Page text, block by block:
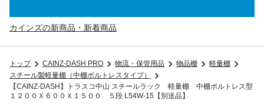
カインズの新商品・新着商品
トップ CAINZ-DASH PRO 物流・保管用品 物品棚
軽量棚
スチール製軽量棚（中棚ボルトレスタイプ）
【CAINZ-DASH】トラスコ中山 スチールラック 軽量棚 中棚ボルトレス型
１２００Ｘ６００Ｘ１５００ ５段 L54W-15【別送品】